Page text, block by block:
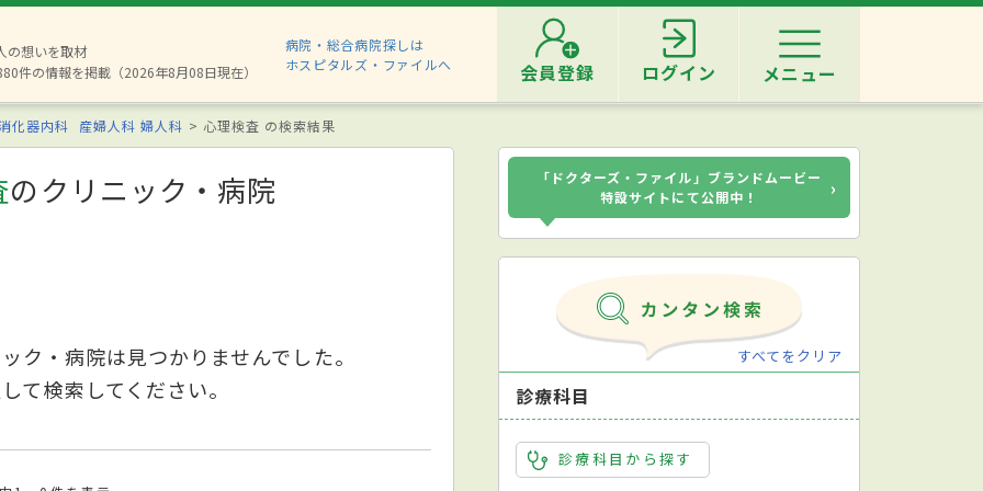
の想いを取材
件の情報を掲載（2026年8月08日現在）
病院・総合病院探しは
ホスピタルズ・ファイルへ
会員登録 ログイン メニュー
化器内科 産婦人科 婦人科 心理検査 の検索結果
のクリニック・病院
ク・病院は見つかりませんでした。
て検索してください。
「ドクターズ・ファイル」ブランドムービー
特設サイトにて公開中！
›
すべてをクリア
診療科目
診療科目から探す